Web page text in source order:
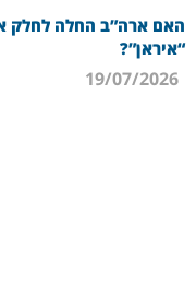
האם ארה”ב החלה לחלק
“איראן”?
19/07/2026